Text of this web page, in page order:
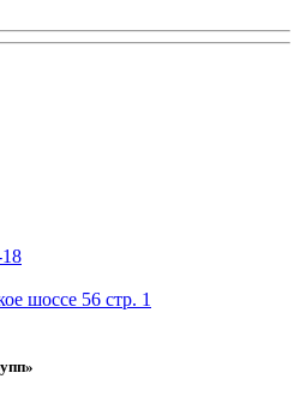
шоссе 56 стр. 1